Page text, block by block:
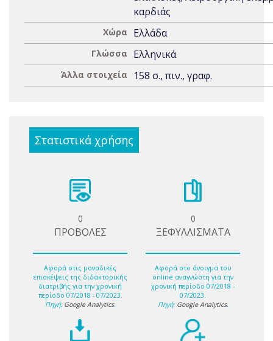
καρδιάς
Χώρα Ελλάδα
Γλώσσα Ελληνικά
Άλλα στοιχεία 158 σ., πιν., γραφ.
Στατιστικά χρήσης
0
ΠΡΟΒΟΛΕΣ
Αφορά στις μοναδικές
επισκέψεις της διδακτορικής
διατριβής για την χρονική
περίοδο 07/2018 - 07/2023.
Πηγή: Google Analytics.
0
ΞΕΦΥΛΛΙΣΜΑΤΑ
Αφορά στο άνοιγμα του
online αναγνώστη για την
χρονική περίοδο 07/2018 -
07/2023.
Πηγή: Google Analytics.